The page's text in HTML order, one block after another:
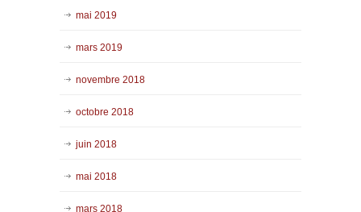
mai 2019
mars 2019
novembre 2018
octobre 2018
juin 2018
mai 2018
mars 2018